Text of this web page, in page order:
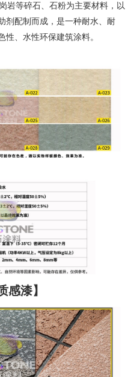
等碎石、石粉为主要材料，以
剂配制而成，是一种耐水、耐
、水性环保建筑涂料。
感漆】